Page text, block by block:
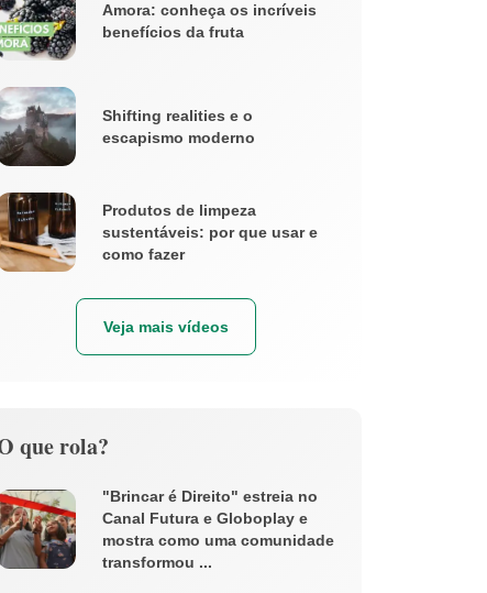
Amora: conheça os incríveis
benefícios da fruta
Shifting realities e o
escapismo moderno
Produtos de limpeza
sustentáveis: por que usar e
como fazer
Veja mais vídeos
que rola?
"Brincar é Direito" estreia no
Canal Futura e Globoplay e
mostra como uma comunidade
transformou ...